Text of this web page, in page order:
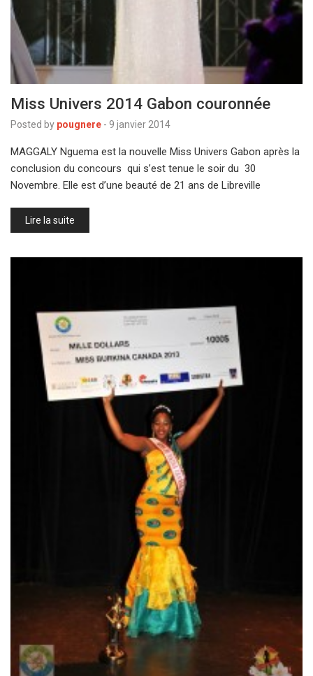
Miss Univers 2014 Gabon couronnée
Posted by pougnere - 9 janvier 2014
MAGGALY Nguema est la nouvelle Miss Univers Gabon après la
conclusion du concours qui s’est tenue le soir du 30
Novembre. Elle est d’une beauté de 21 ans de Libreville
Lire la suite